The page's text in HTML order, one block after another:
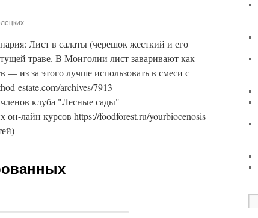
Лист в салаты (черешок жесткий и его
траве. В Монголии лист заваривают как
из за этого лучше использовать в смеси с
estate.com/archives/7913
клуба "Лесные сады"
лайн курсов https://foodforest.ru/yourbiocenosis